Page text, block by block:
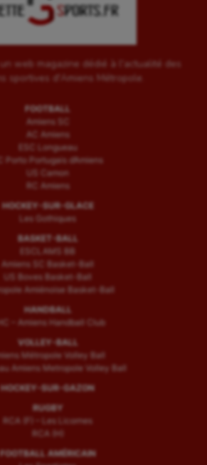
un web magazine dédié à l'actualité des
sportives d'Amiens Métropole.
FOOTBALL
Amiens SC
AC Amiens
ESC Longueau
Porto Portugais d’Amiens
US Camon
RC Amiens
HOCKEY-SUR-GLACE
Les Gothiques
BASKET-BALL
ESCLAMS BB
Amiens SC Basket-Ball
US Boves Basket-Ball
Amiénoise Basket-Ball
HANDBALL
– Amiens Handball Club
VOLLEY-BALL
Métropole Volley Ball
Amiens Metropole Volley Ball
HOCKEY-SUR-GAZON
RUGBY
RCA (F) – Les Licornes
RCA (H)
FOOTBALL AMÉRICAIN